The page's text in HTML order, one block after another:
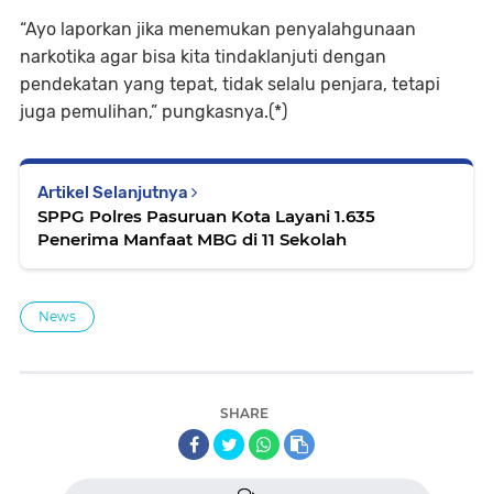
“Ayo laporkan jika menemukan penyalahgunaan
narkotika agar bisa kita tindaklanjuti dengan
pendekatan yang tepat, tidak selalu penjara, tetapi
juga pemulihan,” pungkasnya.(*)
Artikel Selanjutnya
SPPG Polres Pasuruan Kota Layani 1.635
Penerima Manfaat MBG di 11 Sekolah
News
SHARE